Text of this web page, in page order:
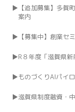
【追加募集】多賀
案内
【募集中】創業セ
R８年度「滋賀県
ものづくりAIパイ
滋賀県制度融資・